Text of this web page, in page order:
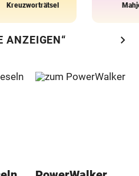
Kreuzworträtsel
ANZEIGEN“ chevron_right